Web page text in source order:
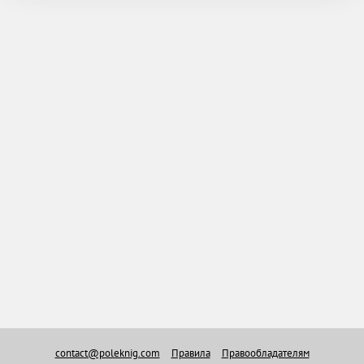
contact@poleknig.com Правила Правообладателям